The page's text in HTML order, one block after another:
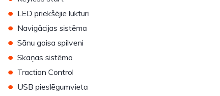
• LED priekšējie lukturi
• Navigācijas sistēma
• Sānu gaisa spilveni
• Skaņas sistēma
• Traction Control
• USB pieslēgumvieta